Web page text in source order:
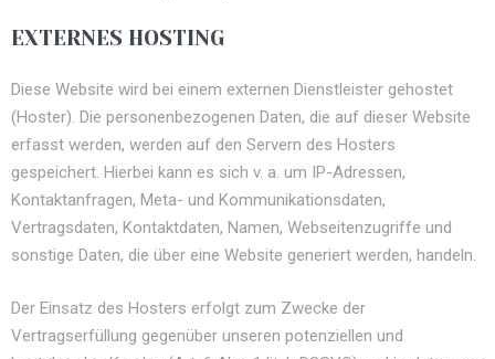
EXTERNES HOSTING
Diese Website wird bei einem externen Dienstleister gehostet
(Hoster). Die personenbezogenen Daten, die auf dieser Website
erfasst werden, werden auf den Servern des Hosters
gespeichert. Hierbei kann es sich v. a. um IP-Adressen,
Kontaktanfragen, Meta- und Kommunikationsdaten,
Vertragsdaten, Kontaktdaten, Namen, Webseitenzugriffe und
sonstige Daten, die über eine Website generiert werden, handeln.
Der Einsatz des Hosters erfolgt zum Zwecke der
Vertragserfüllung gegenüber unseren potenziellen und